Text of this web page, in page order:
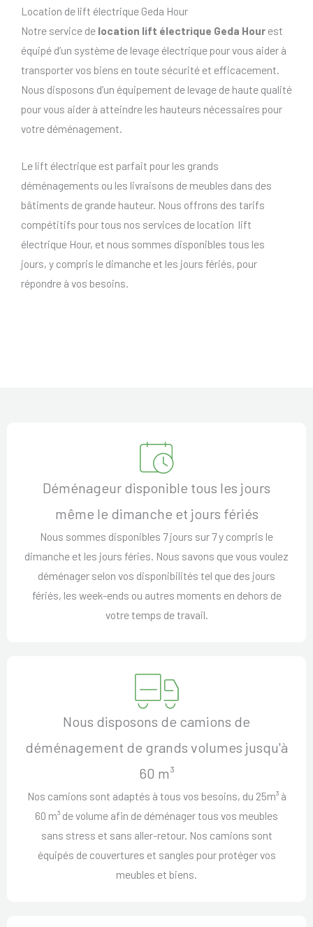
Location de lift électrique Geda Hour
Notre service de location lift électrique Geda Hour est
équipé d’un système de levage électrique pour vous aider à
transporter vos biens en toute sécurité et efficacement.
Nous disposons d’un équipement de levage de haute qualité
pour vous aider à atteindre les hauteurs nécessaires pour
votre déménagement.
Le lift électrique est parfait pour les grands
déménagements ou les livraisons de meubles dans des
bâtiments de grande hauteur. Nous offrons des tarifs
compétitifs pour tous nos services de location lift
électrique Hour, et nous sommes disponibles tous les
jours, y compris le dimanche et les jours fériés, pour
répondre à vos besoins.
Déménageur disponible tous les jours
même le dimanche et jours fériés
Nous sommes disponibles 7 jours sur 7 y compris le
dimanche et les jours féries. Nous savons que vous voulez
déménager selon vos disponibilités tel que des jours
fériés, les week-ends ou autres moments en dehors de
votre temps de travail.
Nous disposons de camions de
déménagement de grands volumes jusqu'à
60 m³
Nos camions sont adaptés à tous vos besoins, du 25m³ à
60 m³ de volume afin de déménager tous vos meubles
sans stress et sans aller-retour. Nos camions sont
équipés de couvertures et sangles pour protéger vos
meubles et biens.